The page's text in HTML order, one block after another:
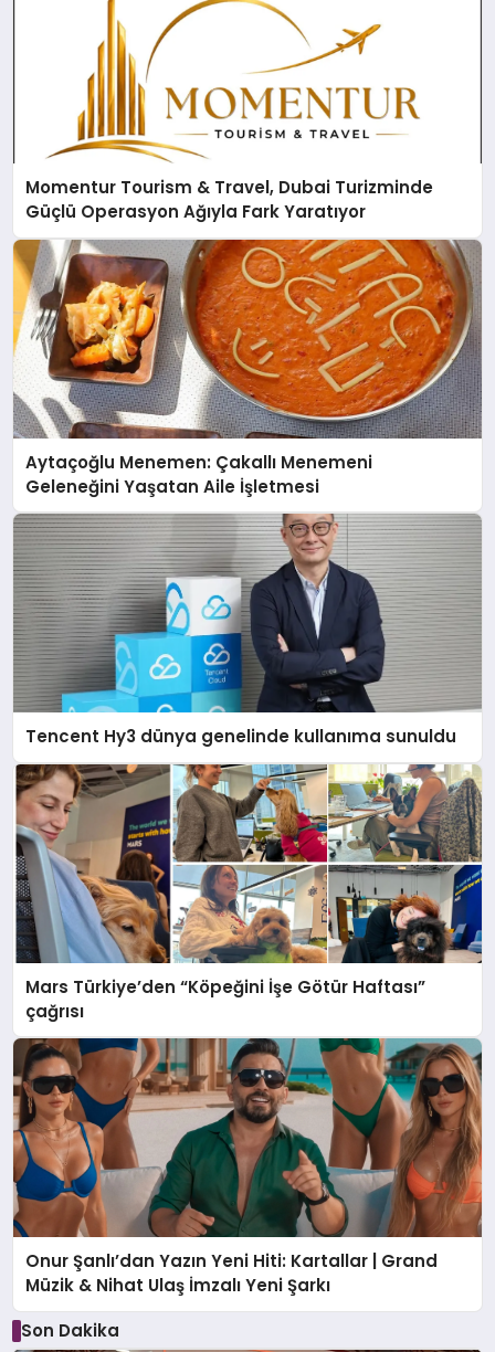
Momentur Tourism & Travel, Dubai Turizminde
Güçlü Operasyon Ağıyla Fark Yaratıyor
Aytaçoğlu Menemen: Çakallı Menemeni
Geleneğini Yaşatan Aile İşletmesi
Tencent Hy3 dünya genelinde kullanıma sunuldu
Mars Türkiye’den “Köpeğini İşe Götür Haftası”
çağrısı
Onur Şanlı’dan Yazın Yeni Hiti: Kartallar | Grand
Müzik & Nihat Ulaş İmzalı Yeni Şarkı
Son Dakika